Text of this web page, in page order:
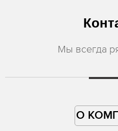
Мы всегда
О